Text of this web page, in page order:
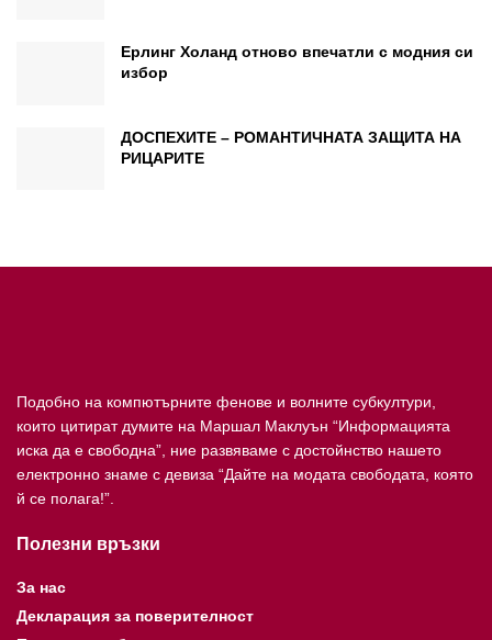
Ерлинг Холанд отново впечатли с модния си
избор
ДОСПЕХИТЕ – РОМАНТИЧНАТА ЗАЩИТА НА
РИЦАРИТЕ
Подобно на компютърните фенове и волните субкултури,
които цитират думите на Маршал Маклуън “Информацията
иска да е свободна”, ние развяваме с достойнство нашето
електронно знаме с девиза “Дайте на модата свободата, която
й се полага!”.
Полезни връзки
За нас
Декларация за поверителност